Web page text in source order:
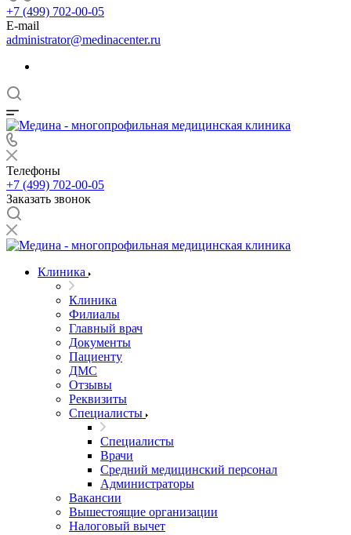
+7 (499) 702-00-05
E-mail
administrator@medinacenter.ru
Телефоны
+7 (499) 702-00-05
Заказать звонок
Клиника
Клиника
Филиалы
Главный врач
Документы
Пациенту
ДМС
Отзывы
Реквизиты
Специалисты
Специалисты
Врачи
Средний медицинский персонал
Администраторы
Вакансии
Вышестоящие организации
Налоговый вычет